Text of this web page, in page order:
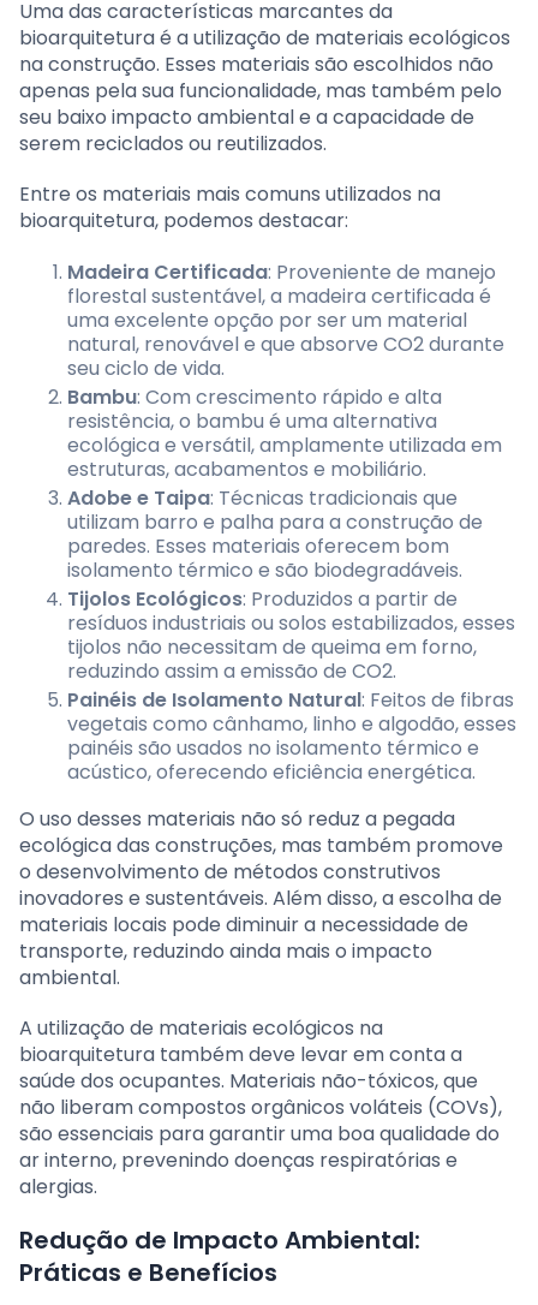
Uma das características marcantes da
bioarquitetura é a utilização de materiais ecológicos
na construção. Esses materiais são escolhidos não
apenas pela sua funcionalidade, mas também pelo
seu baixo impacto ambiental e a capacidade de
serem reciclados ou reutilizados.
Entre os materiais mais comuns utilizados na
bioarquitetura, podemos destacar:
Madeira Certificada: Proveniente de manejo
florestal sustentável, a madeira certificada é
uma excelente opção por ser um material
natural, renovável e que absorve CO2 durante
seu ciclo de vida.
Bambu: Com crescimento rápido e alta
resistência, o bambu é uma alternativa
ecológica e versátil, amplamente utilizada em
estruturas, acabamentos e mobiliário.
Adobe e Taipa: Técnicas tradicionais que
utilizam barro e palha para a construção de
paredes. Esses materiais oferecem bom
isolamento térmico e são biodegradáveis.
Tijolos Ecológicos: Produzidos a partir de
resíduos industriais ou solos estabilizados, esses
tijolos não necessitam de queima em forno,
reduzindo assim a emissão de CO2.
Painéis de Isolamento Natural: Feitos de fibras
vegetais como cânhamo, linho e algodão, esses
painéis são usados no isolamento térmico e
acústico, oferecendo eficiência energética.
O uso desses materiais não só reduz a pegada
ecológica das construções, mas também promove
o desenvolvimento de métodos construtivos
inovadores e sustentáveis. Além disso, a escolha de
materiais locais pode diminuir a necessidade de
transporte, reduzindo ainda mais o impacto
ambiental.
A utilização de materiais ecológicos na
bioarquitetura também deve levar em conta a
saúde dos ocupantes. Materiais não-tóxicos, que
não liberam compostos orgânicos voláteis (COVs),
são essenciais para garantir uma boa qualidade do
ar interno, prevenindo doenças respiratórias e
alergias.
Redução de Impacto Ambiental:
Práticas e Benefícios